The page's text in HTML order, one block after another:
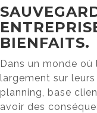
BIENFAITS.
Dans un monde où
largement sur
planning, base
avoir des